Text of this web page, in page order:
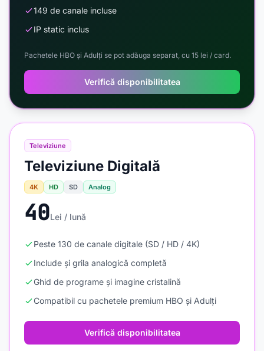
Televiziune
Televiziune Digitală
4K HD SD Analog
40Lei / lună
Peste 130 de canale digitale (SD / HD / 4K)
Include și grila analogică completă
Ghid de programe și imagine cristalină
Compatibil cu pachetele premium HBO și Adulți
Verifică disponibilitatea
149 de canale incluse
IP static inclus
Pachetele HBO și Adulți se pot adăuga separat, cu 15 lei / card.
Verifică disponibilitatea